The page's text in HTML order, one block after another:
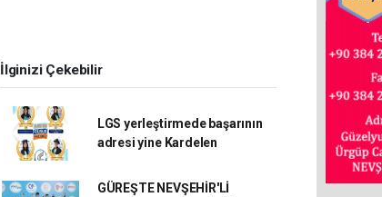
İlginizi Çekebilir
LGS yerleştirmede başarının
adresi yine Kardelen
GÜREŞTE NEVŞEHİR'Lİ